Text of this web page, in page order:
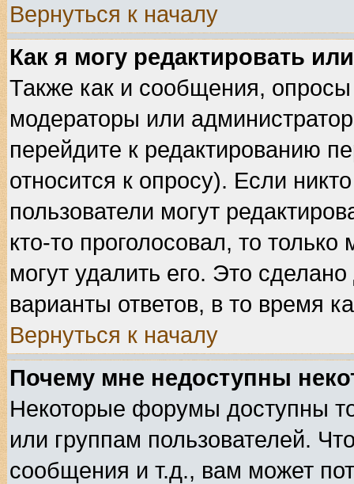
Вернуться к началу
Как я могу редактировать
Также как и сообщения, опросы
модераторы или
перейдите к редактированию
относится к опросу). Если
пользователи могут
кто-то проголосовал, то
могут удалить его. Это
варианты ответов, в то время
Вернуться к началу
Почему мне недоступны
Некоторые форумы доступны
или группам пользователей.
сообщения и т.д., вам может